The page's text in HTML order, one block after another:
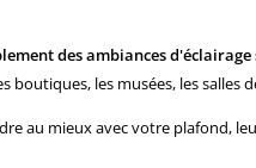
des ambiances d'éclairage
les musées, les salles
au mieux avec votre plafond,